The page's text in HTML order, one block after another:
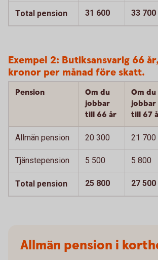
Total pension 31 600 33 700
Exempel 2: Butiksansvarig 66
kronor per månad före skatt.
Pension
Om du
jobbar
till 66 år
Om du
jobbar
till 67
Allmän pension 20 300 21 700
Tjänstepension 5 500 5 800
Total pension 25 800 27 500
Allmän pension i